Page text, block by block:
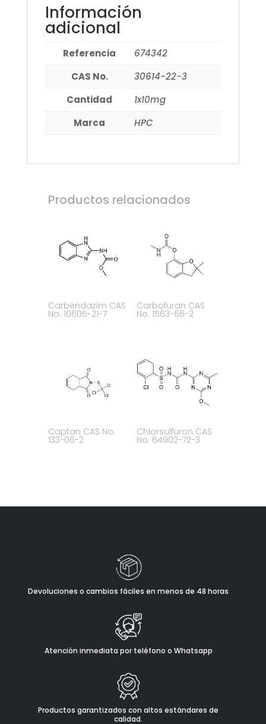
Información
adicional
Referencia
674342
CAS No.
30614-22-3
Cantidad
1x10mg
Marca
HPC
Productos relacionados
Carbendazim CAS
No. 10605-21-7
Carbofuran CAS
No. 1563-66-2
Captan CAS No.
133-06-2
Chlorsulfuron CAS
No. 64902-72-3
Devoluciones o cambios fáciles en menos de 48 horas
Atención inmediata por teléfono o Whatsapp
Productos garantizados con altos estándares de
calidad.